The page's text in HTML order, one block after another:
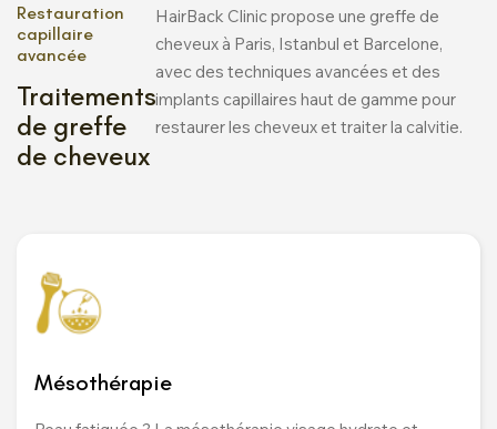
Restauration
capillaire
avancée
Traitements
de greffe
de cheveux
HairBack Clinic propose une greffe de
cheveux à Paris, Istanbul et Barcelone,
avec des techniques avancées et des
implants capillaires haut de gamme pour
restaurer les cheveux et traiter la calvitie.
Mésothérapie